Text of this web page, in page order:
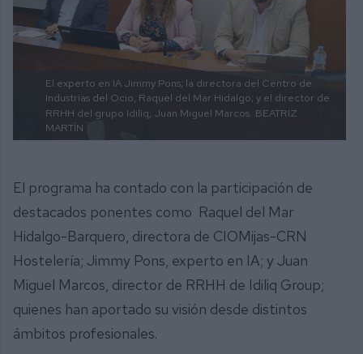
El experto en IA Jimmy Pons; la directora del Centro de
Industrias del Ocio, Raquel del Mar Hidalgo; y el director de
RRHH del grupo Idiliq, Juan Miguel Marcos. BEATRIZ
MARTÍN
El programa ha contado con la participación de
destacados ponentes como Raquel del Mar
Hidalgo-Barquero, directora de CIOMijas-CRN
Hostelería; Jimmy Pons, experto en IA; y Juan
Miguel Marcos, director de RRHH de Idiliq Group;
quienes han aportado su visión desde distintos
ámbitos profesionales.